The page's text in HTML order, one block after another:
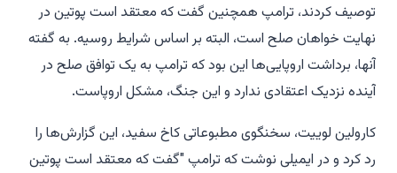
توصیف کردند، ترامپ همچنین گفت که معتقد است پوتین در
نهایت خواهان صلح است، البته بر اساس شرایط روسیه. به گفته
آنها، برداشت اروپایی‌ها این بود که ترامپ به یک توافق صلح در
آینده نزدیک اعتقادی ندارد و این جنگ، مشکل اروپاست.
کارولین لوییت، سخنگوی مطبوعاتی کاخ سفید، این گزارش‌ها را
رد کرد و در ایمیلی نوشت که ترامپ "گفت که معتقد است پوتین